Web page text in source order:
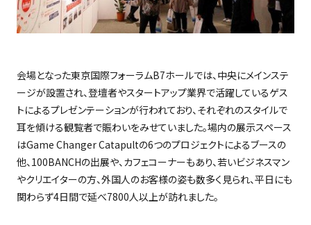
会場となった東京国際フォーラムB7ホールでは、中央にメインステ
ージが設置され、登壇者やスタートアップ業界で活躍しているゲス
トによるプレゼンテーションが行われており、それぞれのスタイルで
耳を傾ける観覧者で賑わいをみせていました。場内の展示スペース
はGame Changer Catapultの6つのプロジェクトによるブースの
他、 100BANCHの出展や、カフェコーナーもあり、若いビジネスマン
やクリエイターの方、外国人のお客様の姿も数多く見られ、平日にも
関わらず4日間で延べ7800人以上が訪れました。